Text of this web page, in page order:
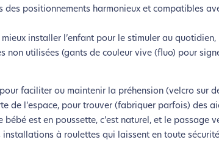
ça vous concerne aussi !
les besoins énergétiques nécessaires à votre
nos serveurs et vous deviendrez ainsi un acteur
pour votre contribution !
positionnements harmonieux et compatibles
installer l’enfant pour le stimuler au quotidien,
non utilisées (gants de couleur vive (fluo) pour
faciliter ou maintenir la préhension (velcro sur
de l’espace, pour trouver (fabriquer parfois) des
est en poussette, c’est naturel, et le passage
à roulettes qui laissent en toute